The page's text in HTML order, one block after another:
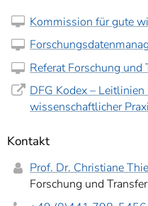
Kommission für gute
Referat Forschung und
DFG Kodex –
wissenschaftlicher
Kontakt
Prof. Dr. Christiane
Forschung und Transfer